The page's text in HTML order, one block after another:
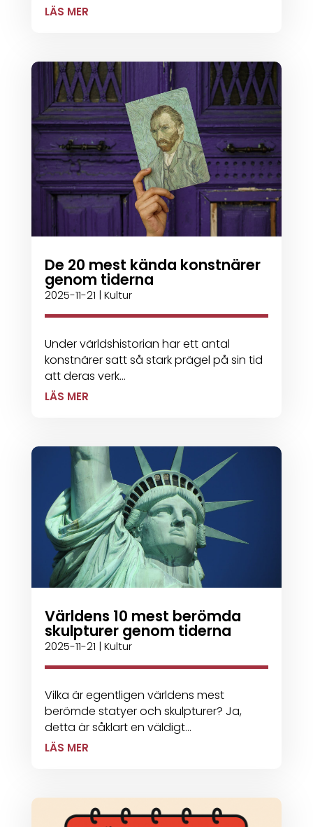
LÄS MER
De 20 mest kända konstnärer
genom tiderna
2025-11-21 | Kultur
Under världshistorian har ett antal
konstnärer satt så stark prägel på sin tid
att deras verk...
LÄS MER
Världens 10 mest berömda
skulpturer genom tiderna
2025-11-21 | Kultur
Vilka är egentligen världens mest
berömde statyer och skulpturer? Ja,
detta är såklart en väldigt...
LÄS MER